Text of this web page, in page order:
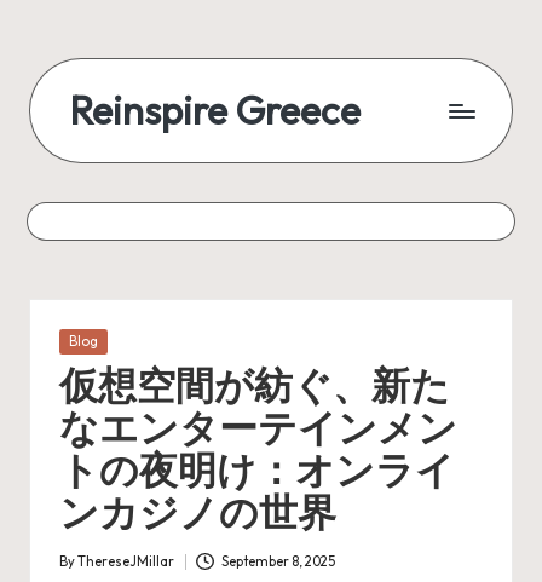
Reinspire Greece
Posted
Blog
仮想空間が紡ぐ、新た
なエンターテインメン
トの夜明け：オンライ
ンカジノの世界
Posted
ByThereseJMillar September 8, 2025